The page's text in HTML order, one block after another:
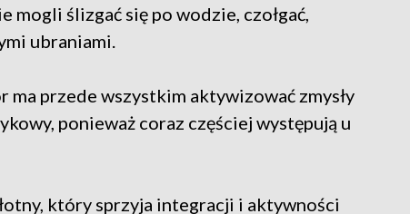
ślizgać się po wodzie, czołgać,
ubraniami.
ma przede wszystkim aktywizować zmysły
ponieważ coraz częściej występują u
który sprzyja integracji i aktywności